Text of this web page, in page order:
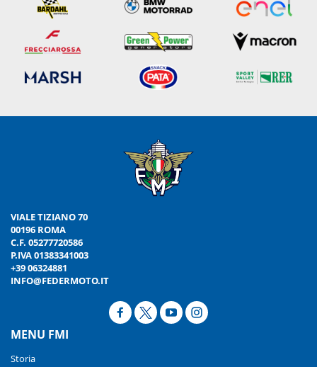
VIALE TIZIANO 70
00196 ROMA
C.F. 05277720586
P.IVA 01383341003
+39 06324881
INFO@FEDERMOTO.IT
MENU FMI
Storia